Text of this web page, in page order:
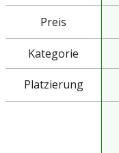
Preis
Kategorie
Platzierung